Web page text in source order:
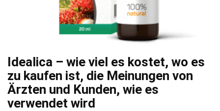
Idealica – wie viel es kostet, wo es
zu kaufen ist, die Meinungen von
Ärzten und Kunden, wie es
verwendet wird